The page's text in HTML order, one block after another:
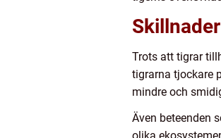
Trots att tigrar
tigrarna tjockare
mindre och
Även beteenden